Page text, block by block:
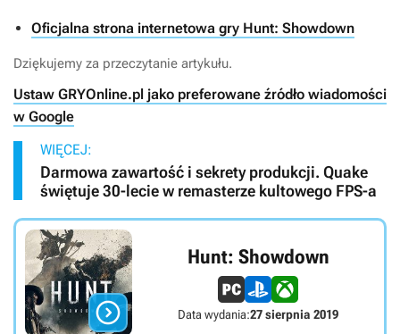
Oficjalna strona internetowa gry Hunt: Showdown
Dziękujemy za przeczytanie artykułu.
Ustaw GRYOnline.pl jako preferowane źródło wiadomości
w Google
WIĘCEJ:
Darmowa zawartość i sekrety produkcji. Quake
świętuje 30-lecie w remasterze kultowego FPS-a

Hunt: Showdown
Data wydania:27 sierpnia 2019